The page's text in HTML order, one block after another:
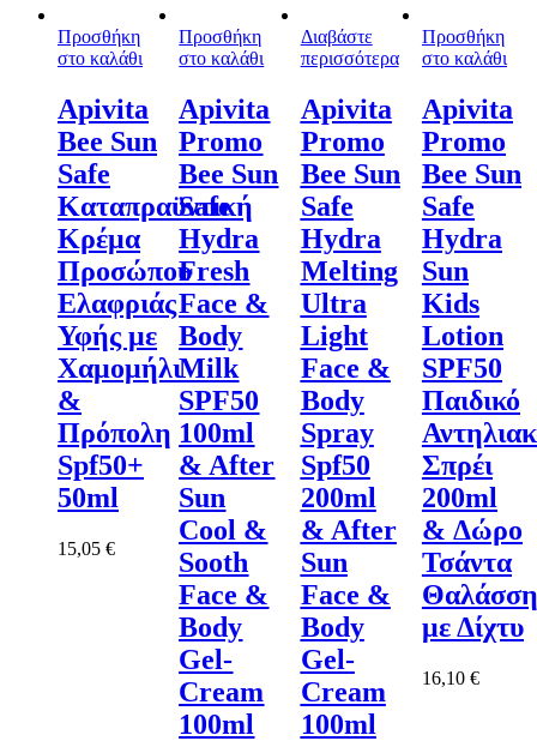
Προσθήκη
στο καλάθι
Apivita
Bee Sun
Safe
Καταπραϋντική
Κρέμα
Προσώπου
Ελαφριάς
Υφής με
Χαμομήλι
&
Πρόπολη
Spf50+
50ml
15,05 €
Προσθήκη
στο καλάθι
Apivita
Promo
Bee Sun
Safe
Hydra
Fresh
Face &
Body
Milk
SPF50
100ml
& After
Sun
Cool &
Sooth
Face &
Body
Gel-
Cream
100ml
Διαβάστε
περισσότερα
Apivita
Promo
Bee Sun
Safe
Hydra
Melting
Ultra
Light
Face &
Body
Spray
Spf50
200ml
& After
Sun
Face &
Body
Gel-
Cream
100ml
Προσθήκη
στο καλάθι
Apivita
Promo
Bee Sun
Safe
Hydra
Sun
Kids
Lotion
SPF50
Παιδικό
Σπρέι
200ml
& Δώρο
Τσάντα
με Δίχτυ
16,10 €